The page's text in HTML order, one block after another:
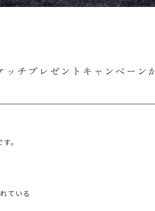
ッチプレゼントキャンペー
。
ている